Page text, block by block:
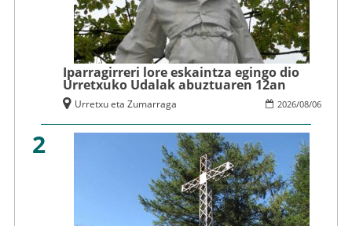
Iparragirreri lore eskaintza egingo dio
Urretxuko Udalak abuztuaren 12an
2026/08/06
Urretxu eta Zumarraga
2